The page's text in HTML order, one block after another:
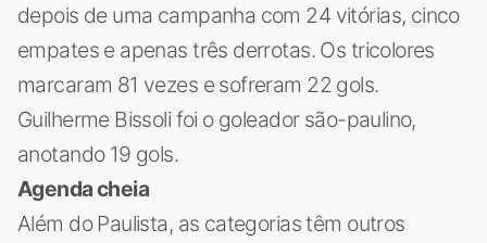
depois de uma campanha com 24 vitórias, cinco
empates e apenas três derrotas. Os tricolores
marcaram 81 vezes e sofreram 22 gols.
Guilherme Bissoli foi o goleador são-paulino,
anotando 19 gols.
Agenda cheia
Além do Paulista, as categorias têm outros